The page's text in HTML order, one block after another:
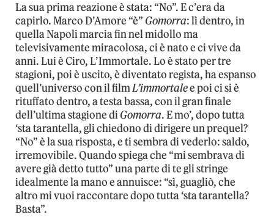
La sua prima reazione è stata: “No”. E c’era da
capirlo. Marco D’Amore “è” Gomorra: lì dentro, in
quella Napoli marcia fin nel midollo ma
televisivamente miracolosa, ci è nato e ci vive da
anni. Lui è Ciro, L’Immortale. Lo è stato per tre
stagioni, poi è uscito, è diventato regista, ha espanso
quell’universo con il filmL’immortalee poi ci si è
rituffato dentro, a testa bassa, con il gran finale
dell’ultima stagione diGomorra. E mo’, dopo tutta
‘sta tarantella, gli chiedono di dirigere un prequel?
“No” è la sua risposta, e ti sembra di vederlo: saldo,
irremovibile. Quando spiega che “mi sembrava di
avere già detto tutto” una parte di te gli stringe
idealmente la mano e annuisce: “sì, guagliò, che
altro mi vuoi raccontare dopo tutta ‘sta tarantella?
Basta”.